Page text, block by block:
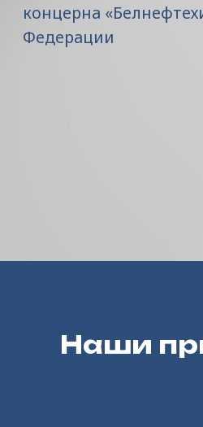
Наши